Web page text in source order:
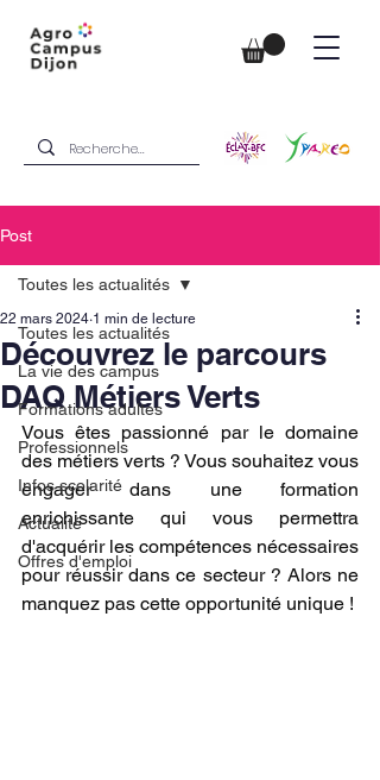
Post
Toutes les actualités
La vie des campus
Formations adultes
Professionnels
Infos scolarité
Actualité
Offres d'emploi
Toutes les actualités
Découvrez le parcours
DAQ Métiers Verts
22 mars 2024 1 min de lecture
Vous êtes passionné par le domaine
des métiers verts ? Vous souhaitez vous
engager dans une formation
enrichissante qui vous permettra
d'acquérir les compétences nécessaires
pour réussir dans ce secteur ? Alors ne
manquez pas cette opportunité unique !